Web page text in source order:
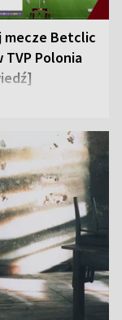
mecze Betclic
TVP Polonia